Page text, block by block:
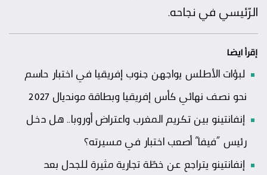
الرّئيسي في نجاحه.
إقرأ ايضا
لبؤات الأطلس يواجهن جنوب إفريقيا في اختبار حاسم
نحو نصف نهائي كأس إفريقيا وبطاقة مونديال 2027
إنفانتينو بين تكريم المغرب واعتراض أوروبا.. هل دخل
رئيس “فيفا” أصعب اختبار في مسيرته؟
إنفانتينو يتراجع عن خطّة تجارية مثيرة للجدل بعد